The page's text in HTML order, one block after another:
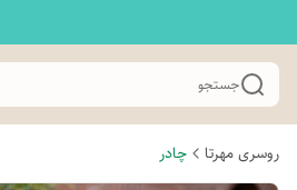
جستجو
روسری مهرتا چادر